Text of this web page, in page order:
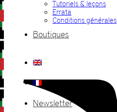
Tutoriels & leçons
Errata
Conditions générales
Boutiques
Newsletter